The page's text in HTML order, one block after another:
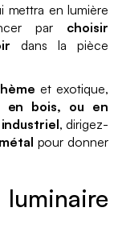
mettra en lumière
par choisir
dans la pièce
et exotique,
en bois, ou en
industriel, dirigez-
métal pour donner
luminaire